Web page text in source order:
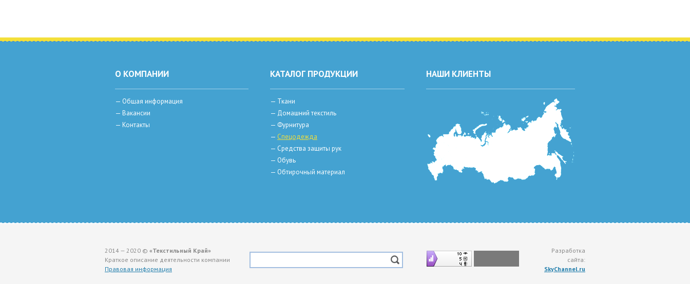
О КОМПАНИИ
— Общая информация
— Вакансии
— Контакты
КАТАЛОГ ПРОДУКЦИИ
— Ткани
— Домашний текстиль
— Фурнитура
— Спецодежда
— Средства защиты рук
— Обувь
— Обтирочный материал
НАШИ КЛИЕНТЫ
2014 — 2020 © «Текстильный Край»
Краткое описание деятельности компании
Правовая информация
Разработка
сайта:
SkyChannel.ru